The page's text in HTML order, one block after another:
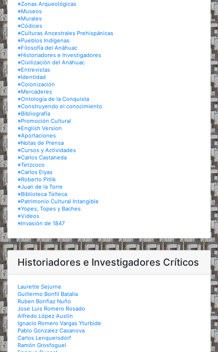
※Zonas Arqueológicas
※Museos
※Murales
※Códices
※Culturas Ancestrales Prehispánicas
※Pueblos Indígenas
※Filosofía del Anáhuac
※Historiadores e Investigadores
※Civilización del Anáhuac
※Entrevistas
※Identidad
※Colonización
※Mercaderes
※Ontología de la Conquista
※Construyendo el conocimiento
※Bibliografía
※Promoción Cultural
※English Version
※Aportaciones
※Notas de Prensa
※Cursos y Actividades
※Carlos Castaneda
※Tetzcoco
※Carlos Elyas
※Roberto Pitlik
※Juan de la Torre
※Biblioteca Tolteca
※Patrimonio Cultural Intangible
※Yopes, Topes y Baches
※Videos
※Invasión de 1847
Historiadores e Investigadores Críticos
Laurette Sejurne
Guillermo Bonfil Batalla
Ruben Bonfiaz Nuño
Jose Luis Romero Rosado
Alfredo López Austin
Ignacio Romero Vargas Yturbide
Pablo Gonzalez Casanova
Carlos Lenquersdorf
Ramón Grosfoguel